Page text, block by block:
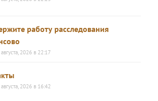
работу расследования
2026 в 22:17
2026 в 16:42